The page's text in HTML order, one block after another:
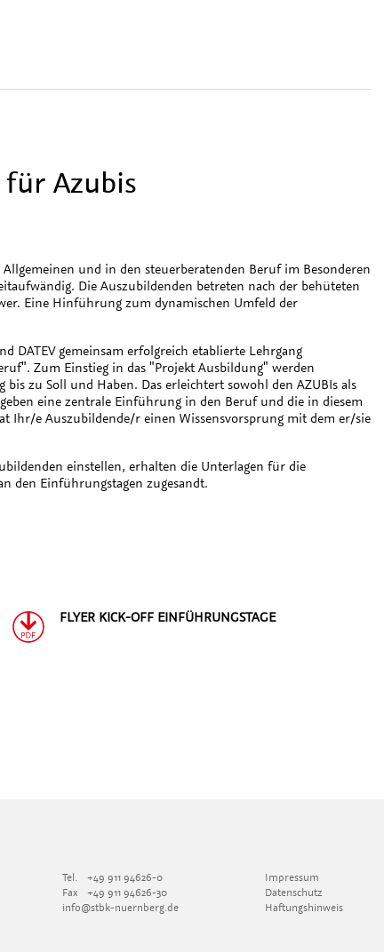
Azubis
und in den steuerberatenden Beruf im Besonderen
Die Auszubildenden betreten nach der behüteten
Eine Hinführung zum dynamischen Umfeld der
DATEV gemeinsam erfolgreich etablierte Lehrgang
Zum Einstieg in das "Projekt Ausbildung" werden
zu Soll und Haben. Das erleichtert sowohl den AZUBIs als
eine zentrale Einführung in den Beruf und die in diesem
Ihr/e Auszubildende/r einen Wissensvorsprung mit dem er/sie
einstellen, erhalten die Unterlagen für die
den Einführungstagen zugesandt.
FLYER KICK-OFF EINFÜHRUNGSTAGE
Tel.
+49 911 94626-0
Fax
+49 911 94626-30
info@stbk-nuernberg.de
Impressum
Datenschutz
Haftungshinweis